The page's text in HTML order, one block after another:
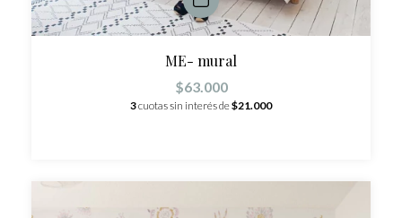
ME- mural
$63.000
3cuotas sin interés de$21.000